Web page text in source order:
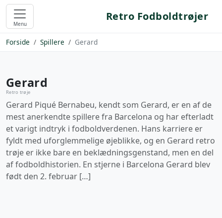
Menu
Retro Fodboldtrøjer
Forside Spillere Gerard
Gerard
Retro trøje
Gerard Piqué Bernabeu, kendt som Gerard, er en af de
mest anerkendte spillere fra Barcelona og har efterladt
et varigt indtryk i fodboldverdenen. Hans karriere er
fyldt med uforglemmelige øjeblikke, og en Gerard retro
trøje er ikke bare en beklædningsgenstand, men en del
af fodboldhistorien. En stjerne i Barcelona Gerard blev
født den 2. februar […]